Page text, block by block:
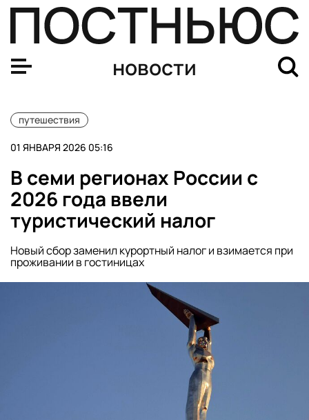
новости
путешествия
01 ЯНВАРЯ 2026 05:16
В семи регионах России с
2026 года ввели
туристический налог
Новый сбор заменил курортный налог и взимается при
проживании в гостиницах
Росавиация отменила ограничения на ночные полеты